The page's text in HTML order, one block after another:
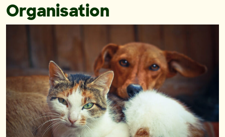
Organisation